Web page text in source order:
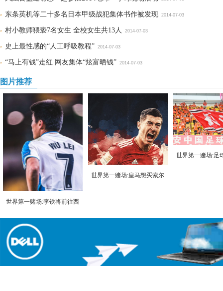
东条英机等二十多名日本甲级战犯集体书作被发现 2014-07-03
村小教师猥亵7名女生 全校女生共13人 2014-07-03
史上最性感的“人工呼吸教程” 2014-07-03
“马上有钱”走红 网友集体“炫富晒钱” 2014-07-03
图片推荐
世界第一赌场:李铁将前往西
世界第一赌场:皇马想买索尔
世界第一赌场:足